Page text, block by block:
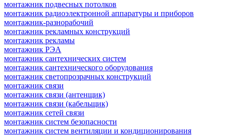
монтажник подвесных потолков
монтажник радиоэлектронной аппаратуры и приборов
монтажник-разнорабочий
монтажник рекламных конструкций
монтажник рекламы
монтажник РЭА
монтажник сантехнических систем
монтажник сантехнического оборудования
монтажник светопрозрачных конструкций
монтажник связи
монтажник связи (антенщик)
монтажник связи (кабельщик)
монтажник сетей связи
монтажник систем безопасности
монтажник систем вентиляции и кондиционирования